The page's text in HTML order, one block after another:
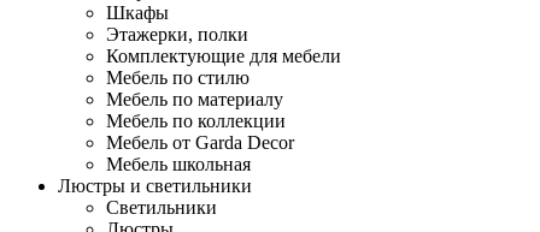
Шкафы
Этажерки, полки
Комплектующие для мебели
Мебель по стилю
Мебель по материалу
Мебель по коллекции
Мебель от Garda Decor
Мебель школьная
Люстры и светильники
Светильники